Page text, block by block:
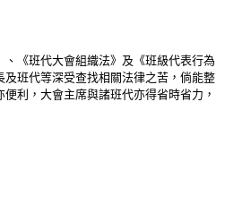
《班代大會組織法》及《班級代表行為
班代等深受查找相關法律之苦，倘能整
利，大會主席與諸班代亦得省時省力，